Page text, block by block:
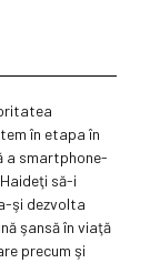
în etapa în
a smartphone-
să-i
şi dezvolta
şansă în viaţă
precum şi